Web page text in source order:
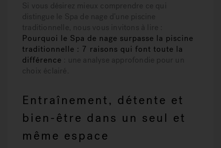
Si vous désirez mieux comprendre ce qui
distingue le Spa de nage d’une piscine
traditionnelle, nous vous invitons à lire :
Pourquoi le Spa de nage surpasse la piscine
traditionnelle : 7 raisons qui font toute la
différence : une analyse approfondie pour un
choix éclairé.
Entraînement, détente et
bien-être dans un seul et
même espace